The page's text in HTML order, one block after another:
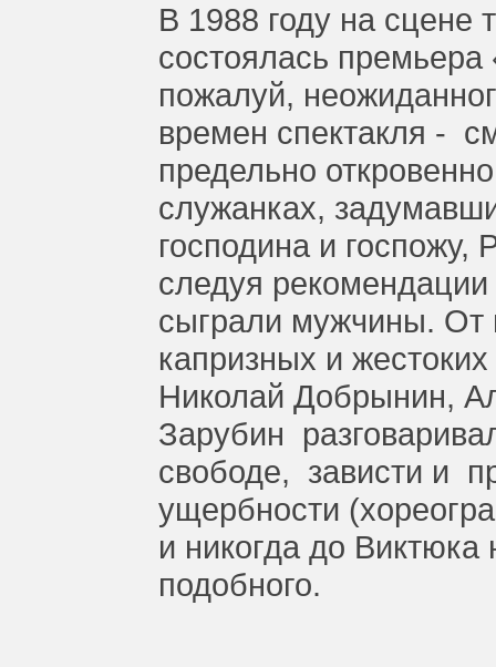
В 1988 году на сцене
состоялась
пожалуй,
времен спектакля -
предельно
служанках,
господина и
следуя
сыграли мужчины. От
капризных и
Николай Добрынин,
Зарубин
свободе, зависти и
ущербности
и никогда до Виктюка
подобного.